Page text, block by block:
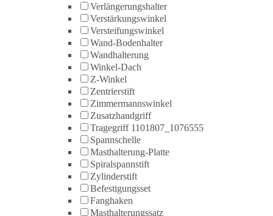
Verlängerungshalter
Verstärkungswinkel
Versteifungswinkel
Wand-Bodenhalter
Wandhalterung
Winkel-Dach
Z-Winkel
Zentrierstift
Zimmermannswinkel
Zusatzhandgriff
Tragegriff 1101807_1076555
Spannschelle
Masthalterung-Platte
Spiralspannstift
Zylinderstift
Befestigungsset
Fanghaken
Masthalterungssatz